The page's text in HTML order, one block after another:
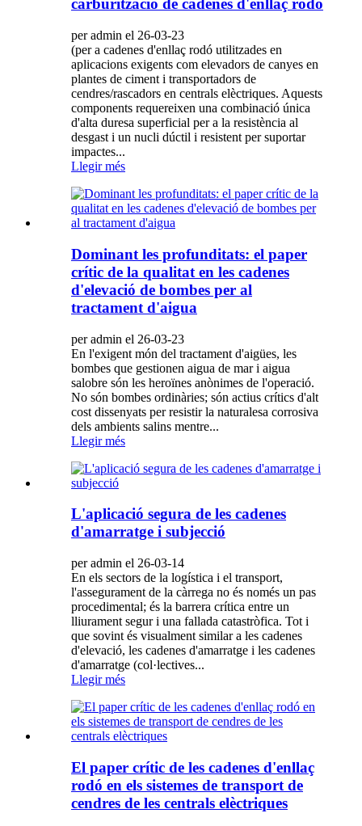
carburització de cadenes d'enllaç rodó
per admin el 26-03-23
(per a cadenes d'enllaç rodó utilitzades en
aplicacions exigents com elevadors de canyes en
plantes de ciment i transportadors de
cendres/rascadors en centrals elèctriques. Aquests
components requereixen una combinació única
d'alta duresa superficial per a la resistència al
desgast i un nucli dúctil i resistent per suportar
impactes...
Llegir més
Dominant les profunditats: el paper
crític de la qualitat en les cadenes
d'elevació de bombes per al
tractament d'aigua
per admin el 26-03-23
En l'exigent món del tractament d'aigües, les
bombes que gestionen aigua de mar i aigua
salobre són les heroïnes anònimes de l'operació.
No són bombes ordinàries; són actius crítics d'alt
cost dissenyats per resistir la naturalesa corrosiva
dels ambients salins mentre...
Llegir més
L'aplicació segura de les cadenes
d'amarratge i subjecció
per admin el 26-03-14
En els sectors de la logística i el transport,
l'assegurament de la càrrega no és només un pas
procedimental; és la barrera crítica entre un
lliurament segur i una fallada catastròfica. Tot i
que sovint és visualment similar a les cadenes
d'elevació, les cadenes d'amarratge i les cadenes
d'amarratge (col·lectives...
Llegir més
El paper crític de les cadenes d'enllaç
rodó en els sistemes de transport de
cendres de les centrals elèctriques